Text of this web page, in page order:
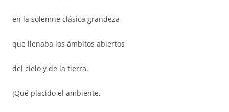
en la solemne clásica grandeza
que llenaba los ámbitos abiertos
del cielo y de la tierra.
¡Qué placido el ambiente,